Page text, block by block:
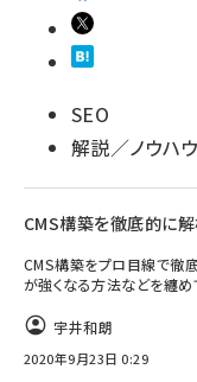
SEO
解説／ノウハウ
CMS構築を徹底的に解
CMS構築をプロ目線で徹
が強くなる方法などを纏め
宇井和朗
2020年9月23日 0:29